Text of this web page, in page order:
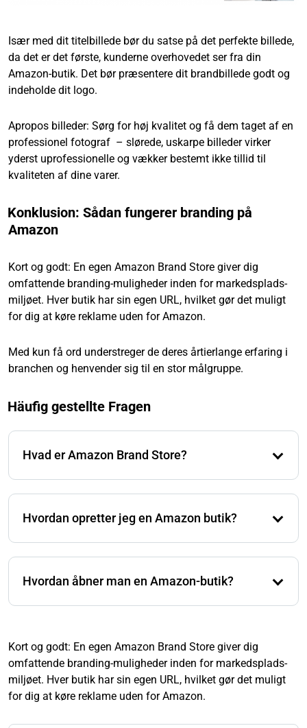
Især med dit titelbillede bør du satse på det perfekte billede,
da det er det første, kunderne overhovedet ser fra din
Amazon-butik. Det bør præsentere dit brandbillede godt og
indeholde dit logo.
Apropos billeder: Sørg for høj kvalitet og få dem taget af en
professionel fotograf – slørede, uskarpe billeder virker
yderst uprofessionelle og vækker bestemt ikke tillid til
kvaliteten af dine varer.
Konklusion: Sådan fungerer branding på
Amazon
Kort og godt: En egen Amazon Brand Store giver dig
omfattende branding-muligheder inden for markedsplads-
miljøet. Hver butik har sin egen URL, hvilket gør det muligt
for dig at køre reklame uden for Amazon.
Med kun få ord understreger de deres årtierlange erfaring i
branchen og henvender sig til en stor målgruppe.
Häufig gestellte Fragen
Hvad er Amazon Brand Store?
selvstændig onlinebutik. Alligevel behandles ordrer
tilhørende produkter væk fra konkurrencen.
Hvordan opretter jeg en Amazon butik?
butikken i Seller Central. Der er forskellige skabeloner
Hvordan åbner man en Amazon-butik?
Amazon. Derudover skal mærket være registreret i
Amazon Brand Registry. Derefter kan Amazon-
butikken oprettes i Seller Central og udstyres med
varer.
Kort og godt: En egen Amazon Brand Store giver dig
omfattende branding-muligheder inden for markedsplads-
miljøet. Hver butik har sin egen URL, hvilket gør det muligt
for dig at køre reklame uden for Amazon.